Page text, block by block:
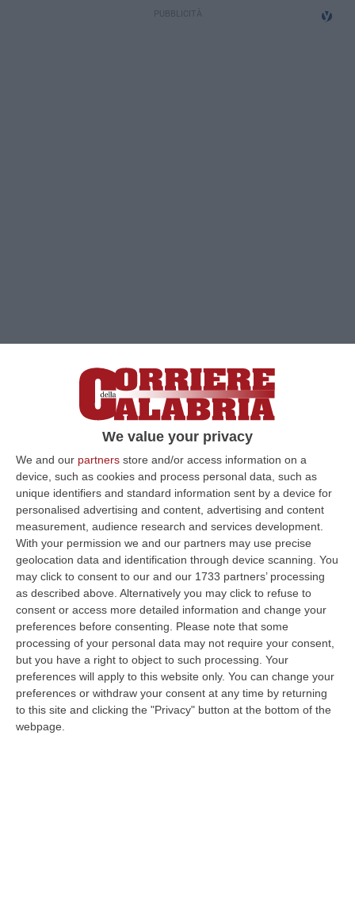
We value your privacy
We and our partners store and/or access information on a
device, such as cookies and process personal data, such as
unique identifiers and standard information sent by a device for
personalised advertising and content, advertising and content
measurement, audience research and services development.
With your permission we and our partners may use precise
geolocation data and identification through device scanning. You
may click to consent to our and our 1733 partners’ processing
as described above. Alternatively you may click to refuse to
consent or access more detailed information and change your
preferences before consenting.
Please note that some
processing of your personal data may not require your consent,
but you have a right to object to such processing. Your
preferences will apply to this website only. You can change your
preferences or withdraw your consent at any time by returning
to this site and clicking the "Privacy" button at the bottom of the
webpage.
COSENZA
A grandi passi si avvicina
l’appuntamento tricolore al Circuito di Sarno
e, con la solita dedizione, il cosentino
Ermanno Quintieri si prepara a dar battaglia
ai più forti piloti della categoria. Archiviate le
pratiche del Trofeo Pagliuca, gara di
approccio al Campionato Italiano Karting,
Ermanno mette in cascina kilometri
importanti e riscontri tecnici fondamentali
prima dell’infuocato weekend sarnese. Come
da consolidata consuetudine, il fine
settimana precedente la gara di campionato,
le strutture ospitanti organizzano gare che,
per la loro stessa collocazione temporale, si